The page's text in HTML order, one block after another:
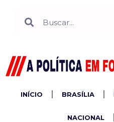
INÍCIO BRASÍLIA
NACIONAL